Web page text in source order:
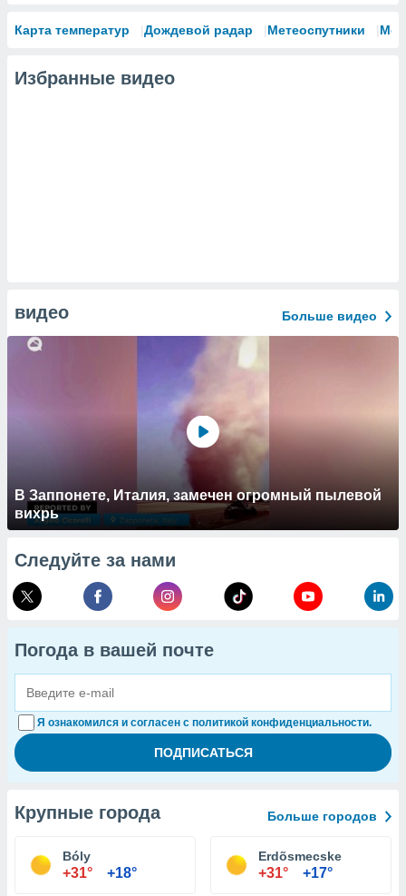
Карта температур Дождевой радар Метеоспутники
Избранные видео
видео Больше видео
В Заппонете, Италия, замечен огромный пылевой
вихрь
Следуйте за нами
Погода в вашей почте
Я ознакомился и согласен с политикой конфиденциальности.
Крупные города Больше городов
Bóly
+31° +18°
Erdõsmecske
+31° +17°